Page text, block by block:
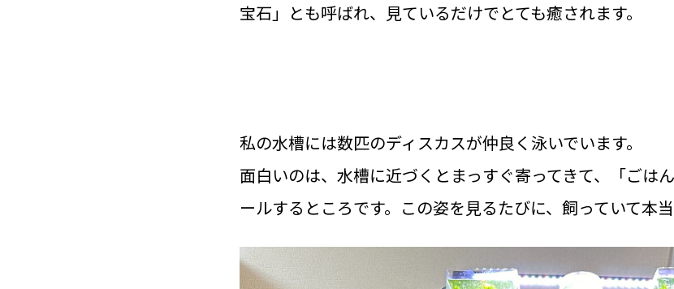
宝石」とも呼ばれ、見ているだけでとても癒されます。
私の水槽には数匹のディスカスが仲良く泳いでいます。
面白いのは、水槽に近づくとまっすぐ寄ってきて、「ごは
ールするところです。この姿を見るたびに、飼っていて本